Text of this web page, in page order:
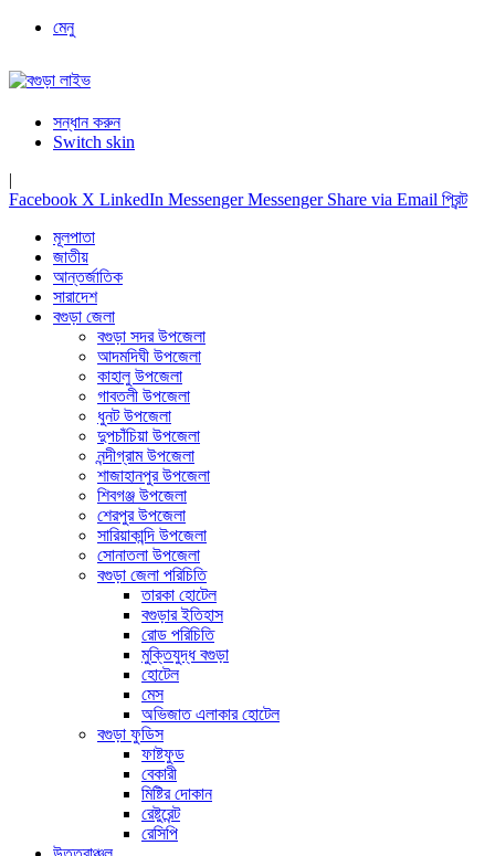
মেনু
সন্ধান করুন
Switch skin
|
Facebook X LinkedIn Messenger Messenger Share via Email প্রিন্ট
মূলপাতা
জাতীয়
আন্তর্জাতিক
সারাদেশ
বগুড়া জেলা
বগুড়া সদর উপজেলা
আদমদিঘী উপজেলা
কাহালু উপজেলা
গাবতলী উপজেলা
ধুনট উপজেলা
দুপচাঁচিয়া উপজেলা
নন্দীগ্রাম উপজেলা
শাজাহানপুর উপজেলা
শিবগঞ্জ উপজেলা
শেরপুর উপজেলা
সারিয়াকান্দি উপজেলা
সোনাতলা উপজেলা
বগুড়া জেলা পরিচিতি
তারকা হোটেল
বগুড়ার ইতিহাস
রোড পরিচিতি
মুক্তিযুদ্ধ বগুড়া
হোটেল
মেস
অভিজাত এলাকার হোটেল
বগুড়া ফুডিস
ফাষ্টফুড
বেকারী
মিষ্টির দোকান
রেষ্টুরেন্ট
রেসিপি